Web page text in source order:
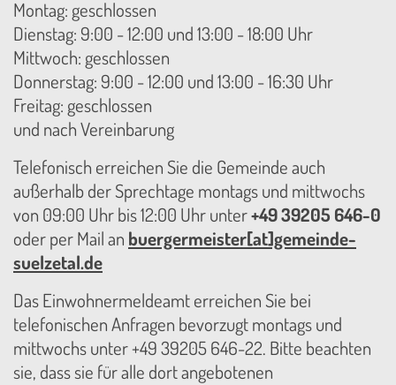
Montag: geschlossen
Dienstag: 9:00 - 12:00 und 13:00 - 18:00 Uhr
Mittwoch: geschlossen
Donnerstag: 9:00 - 12:00 und 13:00 - 16:30 Uhr
Freitag: geschlossen
und nach Vereinbarung
Telefonisch erreichen Sie die Gemeinde auch
außerhalb der Sprechtage montags und mittwochs
von 09:00 Uhr bis 12:00 Uhr unter+49 39205 646-0
oder per Mail an buergermeister[at]gemeinde-
suelzetal.de
Das Einwohnermeldeamt erreichen Sie bei
telefonischen Anfragen bevorzugt montags und
mittwochs unter +49 39205 646-22. Bitte beachten
sie, dass sie für alle dort angebotenen